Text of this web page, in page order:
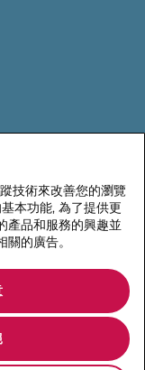
技術來改善您的瀏覽
本功能, 為了提供更
產品和服務的興趣並
關的廣告。
& CO. KG 2026